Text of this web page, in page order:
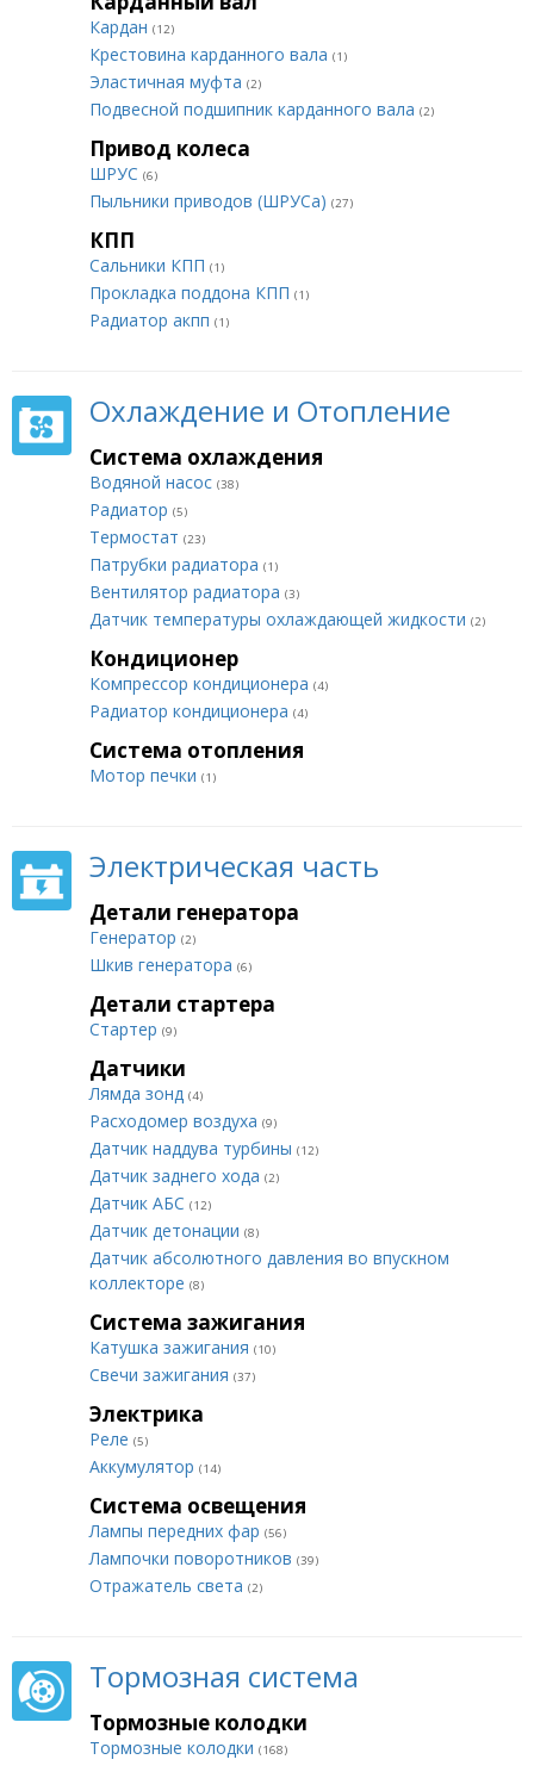
Кардан (12)
Крестовина карданного вала (1)
Эластичная муфта (2)
Подвесной подшипник карданного вала (2)
Привод колеса
ШРУС (6)
Пыльники приводов (ШРУСа) (27)
КПП
Сальники КПП (1)
Прокладка поддона КПП (1)
Радиатор акпп (1)
Охлаждение и Отопление
Система охлаждения
Водяной насос (38)
Радиатор (5)
Термостат (23)
Патрубки радиатора (1)
Вентилятор радиатора (3)
Датчик температуры охлаждающей жидкости (2)
Кондиционер
Компрессор кондиционера (4)
Радиатор кондиционера (4)
Система отопления
Мотор печки (1)
Электрическая часть
Детали генератора
Генератор (2)
Шкив генератора (6)
Детали стартера
Стартер (9)
Датчики
Лямда зонд (4)
Расходомер воздуха (9)
Датчик наддува турбины (12)
Датчик заднего хода (2)
Датчик АБС (12)
Датчик детонации (8)
Датчик абсолютного давления во впускном
коллекторе (8)
Система зажигания
Катушка зажигания (10)
Свечи зажигания (37)
Электрика
Реле (5)
Аккумулятор (14)
Система освещения
Лампы передних фар (56)
Лампочки поворотников (39)
Отражатель света (2)
Тормозная система
Тормозные колодки
Тормозные колодки (168)